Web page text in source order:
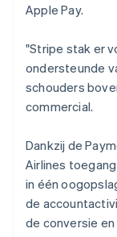
Apple Pay.
"Stripe stak er
ondersteunde
schouders
commercial.
Dankzij de
Airlines
in één
de
de conversie